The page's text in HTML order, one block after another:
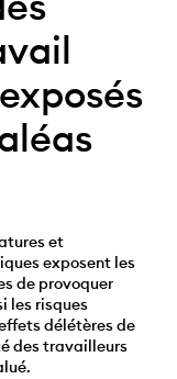
et
exposent les
de provoquer
les risques
délétères de
des travailleurs